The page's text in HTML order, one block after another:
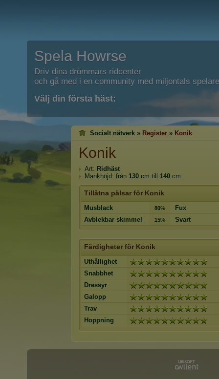
Spela Howrse
Driv dina drömmars ridcenter
och gå med i en community med miljontals
Välj din första häst:
Socialt nätverk » Register » Konik
Konik
Art: Ridhäst
Mankhöjd: från 130 cm till 140 cm
Tillåtna pälsar för Konik
Musblack 80%
Fux
Avblekbar skimmel
15% Svart
Färdigheter för Konik
Uthållighet
Snabbhet
Dressyr
Galopp
Trav
Hoppning